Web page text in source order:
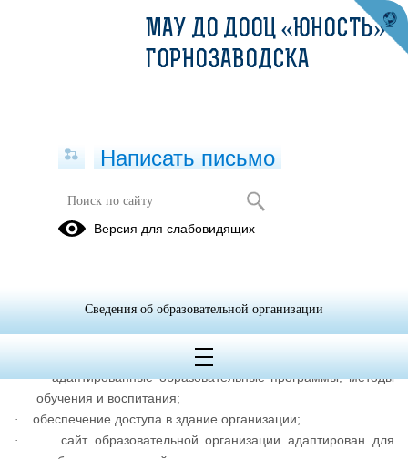
ДОСТУПНАЯ СРЕДА
возможностями здоровья
К специальным условиям для обучающихся с ограниченными
возможностями здоровья относятся:
·
адаптированные образовательные программы, методы
обучения и воспитания;
· обеспечение доступа в здание организации;
·
сайт образовательной организации адаптирован для
МАУ ДО ДООЦ «ЮНОСТЬ» Г.
ГОРНОЗАВОДСКА
Написать письмо
Версия для слабовидящих
Сведения об образовательной организации